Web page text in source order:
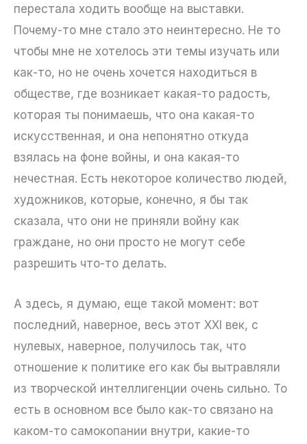
перестала ходить вообще на выставки.
Почему-то мне стало это неинтересно. Не то
чтобы мне не хотелось эти темы изучать или
как-то, но не очень хочется находиться в
обществе, где возникает какая-то радость,
которая ты понимаешь, что она какая-то
искусственная, и она непонятно откуда
взялась на фоне войны, и она какая-то
нечестная. Есть некоторое количество людей,
художников, которые, конечно, я бы так
сказала, что они не приняли войну как
граждане, но они просто не могут себе
разрешить что-то делать.
А здесь, я думаю, еще такой момент: вот
последний, наверное, весь этот XXI век, с
нулевых, наверное, получилось так, что
отношение к политике его как бы вытравляли
из творческой интеллигенции очень сильно. То
есть в основном все было как-то связано на
каком-то самокопании внутри, какие-то